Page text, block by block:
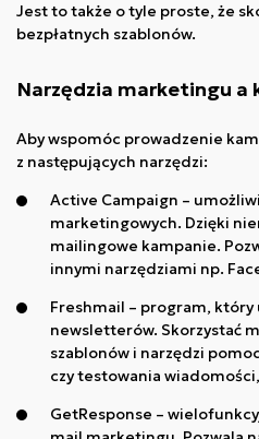
Jest to także o tyle proste, że
bezpłatnych szablonów.
Narzędzia marketingu
Aby wspomóc prowadzenie
z następujących narzędzi:
Active Campaign –
marketingowych. Dzięki
mailingowe kampanie.
innymi narzędziami np.
Freshmail – program, który
newsletterów. Skorzystać
szablonów i narzędzi
czy testowania wiadomości,
GetResponse –